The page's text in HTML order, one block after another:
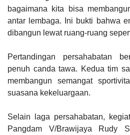
bagaimana kita bisa
antar lembaga. Ini bukti bahwa
dibangun lewat ruang-ruang
Pertandingan persahabatan
penuh canda tawa. Kedua tim
membangun semangat
suasana kekeluargaan.
Selain laga persahabatan,
Pangdam V/Brawijaya Rudy